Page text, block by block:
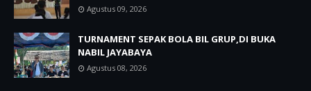
Agustus 09, 2026
TURNAMENT SEPAK BOLA BIL GRUP,DI BUKA
NABIL JAYABAYA
Agustus 08, 2026